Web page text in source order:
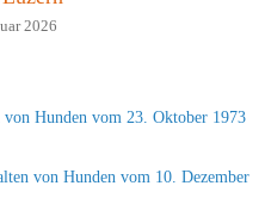
2026
von Hunden vom 23. Oktober 1973
von Hunden vom 10. Dezember